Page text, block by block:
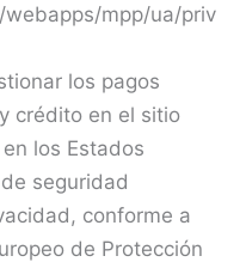
mpp/ua/priv
los pagos
crédito en el sitio
los Estados
seguridad
conforme a
de Protección